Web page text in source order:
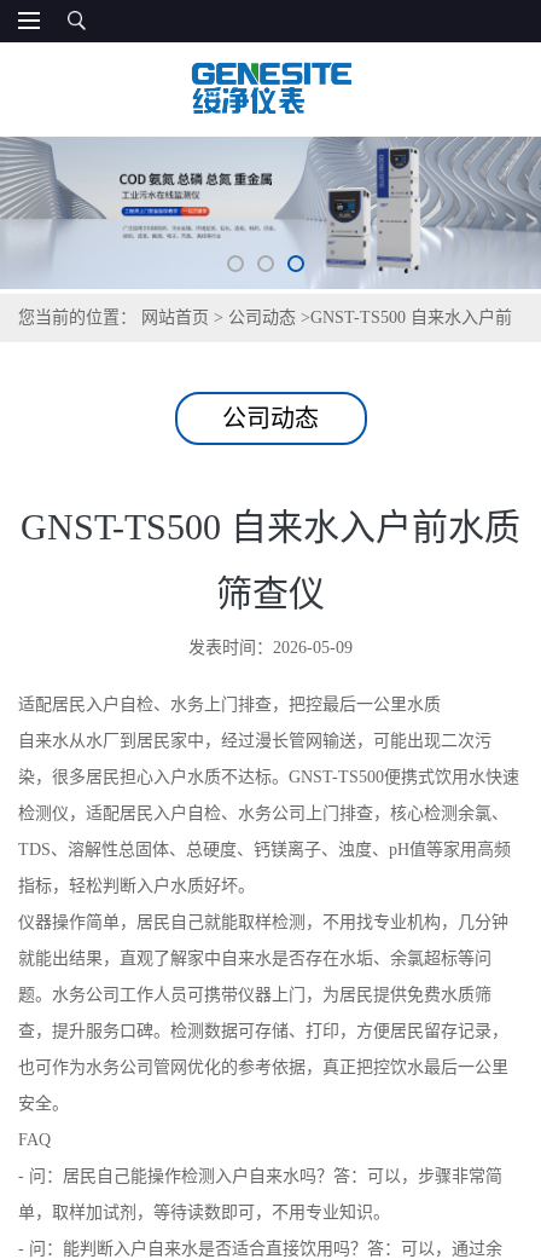
您当前的位置： 网站首页 > 公司动态 >GNST-TS500 自来水入户前
公司动态
GNST-TS500 自来水入户前水质
筛查仪
发表时间：2026-05-09
适配居民入户自检、水务上门排查，把控最后一公里水质
自来水从水厂到居民家中，经过漫长管网输送，可能出现二次污
染，很多居民担心入户水质不达标。GNST-TS500便携式饮用水快速
检测仪，适配居民入户自检、水务公司上门排查，核心检测余氯、
TDS、溶解性总固体、总硬度、钙镁离子、浊度、pH值等家用高频
指标，轻松判断入户水质好坏。
仪器操作简单，居民自己就能取样检测，不用找专业机构，几分钟
就能出结果，直观了解家中自来水是否存在水垢、余氯超标等问
题。水务公司工作人员可携带仪器上门，为居民提供免费水质筛
查，提升服务口碑。检测数据可存储、打印，方便居民留存记录，
也可作为水务公司管网优化的参考依据，真正把控饮水最后一公里
安全。
FAQ
- 问：居民自己能操作检测入户自来水吗？答：可以，步骤非常简
单，取样加试剂，等待读数即可，不用专业知识。
- 问：能判断入户自来水是否适合直接饮用吗？答：可以，通过余